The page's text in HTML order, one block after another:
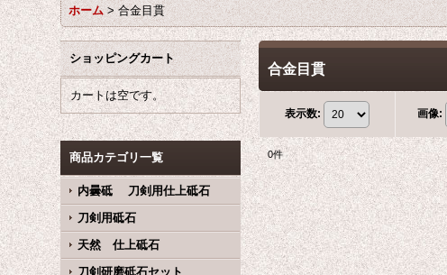
ホーム > 合金目貫
ショッピングカート
カートは空です。
商品カテゴリ一覧
内曇砥 刀剣用仕上砥石
刀剣用砥石
天然 仕上砥石
刀剣研磨砥石セット
合金目貫
表示数: 画像:
0件